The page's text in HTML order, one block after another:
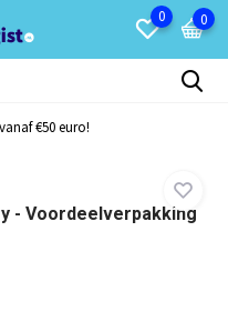
0 0
€50 euro!
- Voordeelverpakking